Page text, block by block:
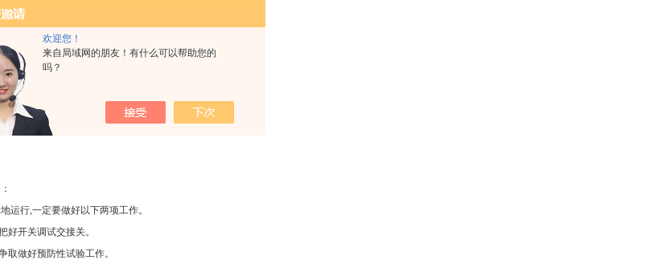
欢迎您！
来自局域网的朋友！有什么可以帮助您的
吗？
一定的温度、湿度下可靠运行。
-30℃;
额定绝缘水平相应提高);
s)；
运行,一定要做好以下两项工作。
好开关调试交接关。
取做好预防性试验工作。